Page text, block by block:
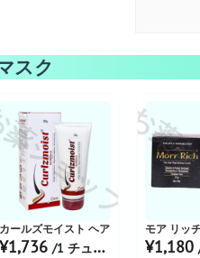
スク
ショップ
カールズモイスト ヘアモイスチャライザ
¥1,736/1 チューブ あたり
お
モア リッ
¥1,180